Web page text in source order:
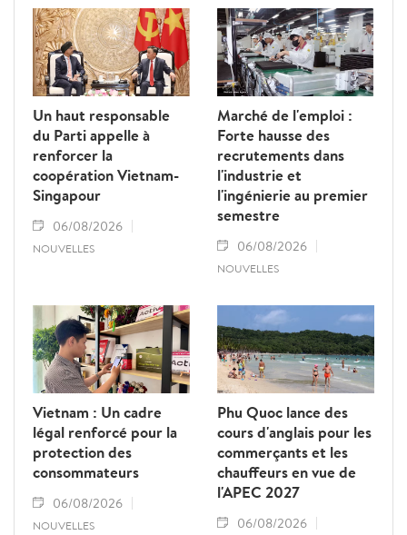
contrat. Ils ont proposé plusieurs mesures
visant à renforcer la gestion de l’État, à
lutter contre les fraudes et à mieux
protéger les droits et les intérêts légitimes
des travailleurs.
Un haut responsable
du Parti appelle à
renforcer la
coopération Vietnam-
Singapour
06/08/2026
NOUVELLES
Marché de l'emploi :
Forte hausse des
recrutements dans
l'industrie et
l'ingénierie au premier
semestre
06/08/2026
NOUVELLES
Vietnam : Un cadre
légal renforcé pour la
protection des
consommateurs
06/08/2026
NOUVELLES
Phu Quoc lance des
cours d'anglais pour les
commerçants et les
chauffeurs en vue de
l'APEC 2027
06/08/2026